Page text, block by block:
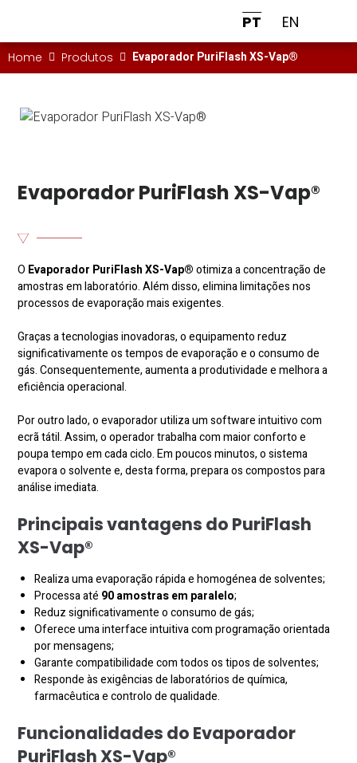
PT EN
Home Produtos Evaporador PuriFlash XS-Vap®
Evaporador PuriFlash XS-Vap®
O Evaporador PuriFlash XS-Vap®otimiza a concentração de
amostras em laboratório. Além disso, elimina limitações nos
processos de evaporação mais exigentes.
Graças a tecnologias inovadoras, o equipamento reduz
significativamente os tempos de evaporação e o consumo de
gás. Consequentemente, aumenta a produtividade e melhora a
eficiência operacional.
Por outro lado, o evaporador utiliza um software intuitivo com
ecrã tátil. Assim, o operador trabalha com maior conforto e
poupa tempo em cada ciclo. Em poucos minutos, o sistema
evapora o solvente e, desta forma, prepara os compostos para
análise imediata.
Principais vantagens do PuriFlash
XS-Vap®
Realiza uma evaporação rápida e homogénea de solventes;
Processa até 90 amostras em paralelo;
Reduz significativamente o consumo de gás;
Oferece uma interface intuitiva com programação orientada
por mensagens;
Garante compatibilidade com todos os tipos de solventes;
Responde às exigências de laboratórios de química,
farmacêutica e controlo de qualidade.
Funcionalidades do Evaporador
PuriFlash XS-Vap®